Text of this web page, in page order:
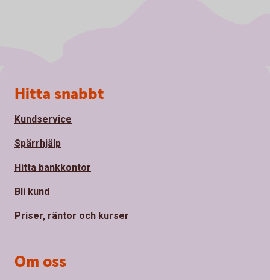
Sidfot
Hitta snabbt
Kundservice
Spärrhjälp
Hitta bankkontor
Bli kund
Priser, räntor och kurser
Om oss